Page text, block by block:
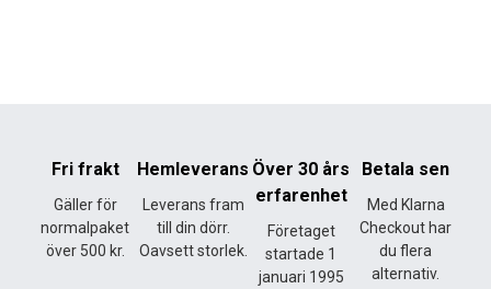
Fri frakt
Gäller för
normalpaket
över 500 kr.
Hemleverans
Leverans fram
till din dörr.
Oavsett storlek.
Över 30 års
erfarenhet
Företaget
startade 1
januari 1995
Betala sen
Med Klarna
Checkout har
du flera
alternativ.